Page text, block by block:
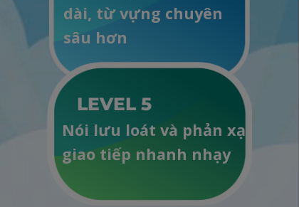
dài, từ vựng chuyên
sâu hơn
LEVEL 5
Nói lưu loát và phản xạ
giao tiếp nhanh nhạy